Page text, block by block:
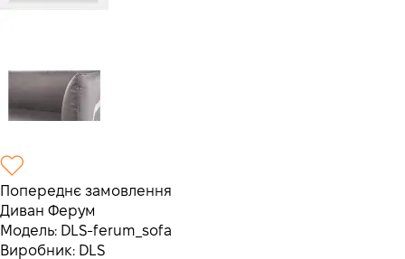
Попереднє замовлення
Диван Ферум
Модель: DLS-ferum_sofa
Виробник: DLS